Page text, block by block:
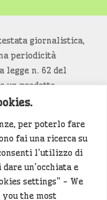
per poterlo fare
fai una ricerca su
l'utilizzo di
un'occhiata e
settings" - We
you the most
giornalistica,
periodicità
legge n. 62 del
un prodotto
e diritti
proprietà e vuoi
clicca per inviarci un